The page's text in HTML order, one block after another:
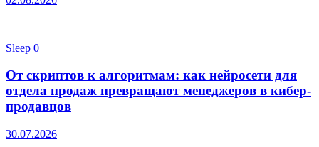
Sleep 0
От скриптов к алгоритмам: как нейросети для
отдела продаж превращают менеджеров в кибер-
продавцов
30.07.2026